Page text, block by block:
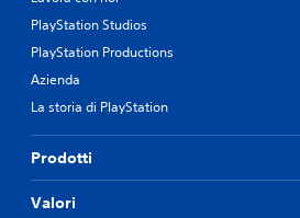
r
e
p
p
PlayStation Studios
PlayStation Productions
Azienda
La storia di PlayStation
Prodotti
Valori